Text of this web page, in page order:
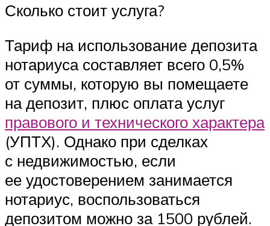
Сколько стоит услуга?
Тариф на использование депозита
нотариуса составляет всего 0,5%
от суммы, которую вы помещаете
на депозит, плюс оплата услуг
правового и технического характера
(УПТХ). Однако при сделках
с недвижимостью, если
ее удостоверением занимается
нотариус, воспользоваться
депозитом можно за 1500 рублей.